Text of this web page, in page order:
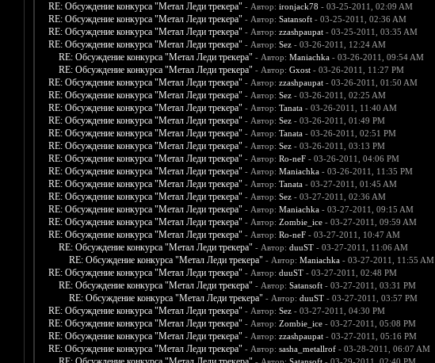
RE: Обсуждение конкурса "Метал Леди трекера" - Автор: ironjack78 - 03-25-2011, 02:09 AM
RE: Обсуждение конкурса "Метал Леди трекера" - Автор: Satansoft- 03-25-2011, 02:36 AM
RE: Обсуждение конкурса "Метал Леди трекера" - Автор: zzashpaupat- 03-25-2011, 03:35 AM
RE: Обсуждение конкурса "Метал Леди трекера" - Автор: Sez- 03-26-2011, 12:24 AM
RE: Обсуждение конкурса "Метал Леди трекера" - Автор: Maniachka- 03-26-2011, 09:54 AM
RE: Обсуждение конкурса "Метал Леди трекера" - Автор: Gxost- 03-26-2011, 11:27 PM
RE: Обсуждение конкурса "Метал Леди трекера" - Автор: zzashpaupat- 03-26-2011, 01:50 AM
RE: Обсуждение конкурса "Метал Леди трекера" - Автор: Sez- 03-26-2011, 02:25 AM
RE: Обсуждение конкурса "Метал Леди трекера" - Автор: Tanata- 03-26-2011, 11:40 AM
RE: Обсуждение конкурса "Метал Леди трекера" - Автор: Sez- 03-26-2011, 01:49 PM
RE: Обсуждение конкурса "Метал Леди трекера" - Автор: Tanata- 03-26-2011, 02:51 PM
RE: Обсуждение конкурса "Метал Леди трекера" - Автор: Sez- 03-26-2011, 03:13 PM
RE: Обсуждение конкурса "Метал Леди трекера" - Автор: Ro-neF- 03-26-2011, 04:06 PM
RE: Обсуждение конкурса "Метал Леди трекера" - Автор: Maniachka- 03-26-2011, 11:35 PM
RE: Обсуждение конкурса "Метал Леди трекера" - Автор: Tanata- 03-27-2011, 01:45 AM
RE: Обсуждение конкурса "Метал Леди трекера" - Автор: Sez- 03-27-2011, 02:36 AM
RE: Обсуждение конкурса "Метал Леди трекера" - Автор: Maniachka- 03-27-2011, 09:15 AM
RE: Обсуждение конкурса "Метал Леди трекера" - Автор: Zombie_ice- 03-27-2011, 09:59 AM
RE: Обсуждение конкурса "Метал Леди трекера" - Автор: Ro-neF- 03-27-2011, 10:47 AM
RE: Обсуждение конкурса "Метал Леди трекера" - Автор: duuST- 03-27-2011, 11:06 AM
RE: Обсуждение конкурса "Метал Леди трекера" - Автор: Maniachka- 03-27-2011, 11:55 AM
RE: Обсуждение конкурса "Метал Леди трекера" - Автор: duuST- 03-27-2011, 02:48 PM
RE: Обсуждение конкурса "Метал Леди трекера" - Автор: Satansoft- 03-27-2011, 03:31 PM
RE: Обсуждение конкурса "Метал Леди трекера" - Автор: duuST- 03-27-2011, 03:57 PM
RE: Обсуждение конкурса "Метал Леди трекера" - Автор: Sez- 03-27-2011, 04:30 PM
RE: Обсуждение конкурса "Метал Леди трекера" - Автор: Zombie_ice- 03-27-2011, 05:08 PM
RE: Обсуждение конкурса "Метал Леди трекера" - Автор: zzashpaupat- 03-27-2011, 05:16 PM
RE: Обсуждение конкурса "Метал Леди трекера" - Автор: sasha_metallrof- 03-28-2011, 06:07 AM